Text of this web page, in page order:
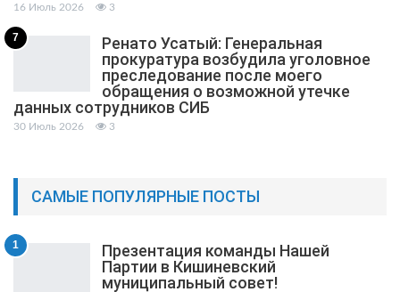
16 Июль 2026 3
7
Ренато Усатый: Генеральная
прокуратура возбудила уголовное
преследование после моего
обращения о возможной утечке
данных сотрудников СИБ
30 Июль 2026 3
САМЫЕ ПОПУЛЯРНЫЕ ПОСТЫ
1
Презентация команды Нашей
Партии в Кишиневский
муниципальный cовет!